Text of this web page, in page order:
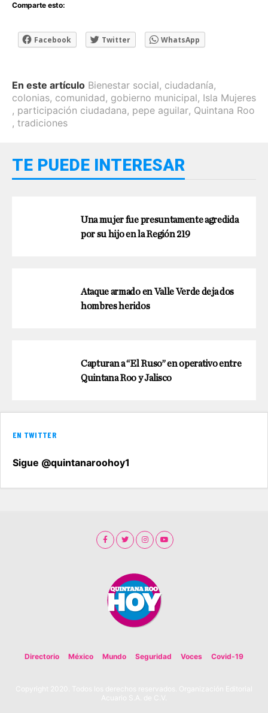
Comparte esto:
Facebook Twitter WhatsApp
En este artículo Bienestar social, ciudadanía,
colonias, comunidad, gobierno municipal, Isla Mujeres
, participación ciudadana, pepe aguilar, Quintana Roo
, tradiciones
TE PUEDE INTERESAR
Una mujer fue presuntamente agredida
por su hijo en la Región 219
Ataque armado en Valle Verde deja dos
hombres heridos
Capturan a “El Ruso” en operativo entre
Quintana Roo y Jalisco
EN TWITTER
Sigue @quintanaroohoy1
Directorio México Mundo Seguridad Voces Covid-19